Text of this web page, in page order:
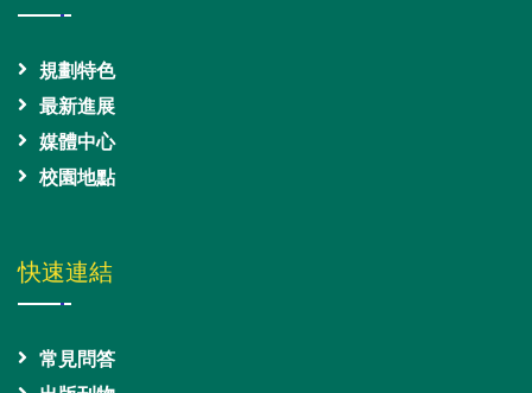
規劃特色
最新進展
媒體中心
校園地點
快速連結
常見問答